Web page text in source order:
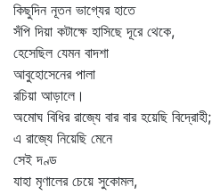
কিছুদিন নূতন ভাগ্যের হাতে
সঁপি দিয়া কটাক্ষে হাসিছে দূরে থেকে,
হেসেছিল যেমন বাদশা
আবুহোসেনের পালা
রচিয়া আড়ালে।
অমোঘ বিধির রাজ্যে বার বার হয়েছি বিদ্রোহী;
এ রাজ্যে নিয়েছি মেনে
সেই দণ্ড
যাহা মৃণালের চেয়ে সুকোমল,